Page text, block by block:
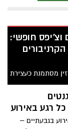
חופשי:
מסתמנת כעצירת
רגע באירוע
בגבעתיים –